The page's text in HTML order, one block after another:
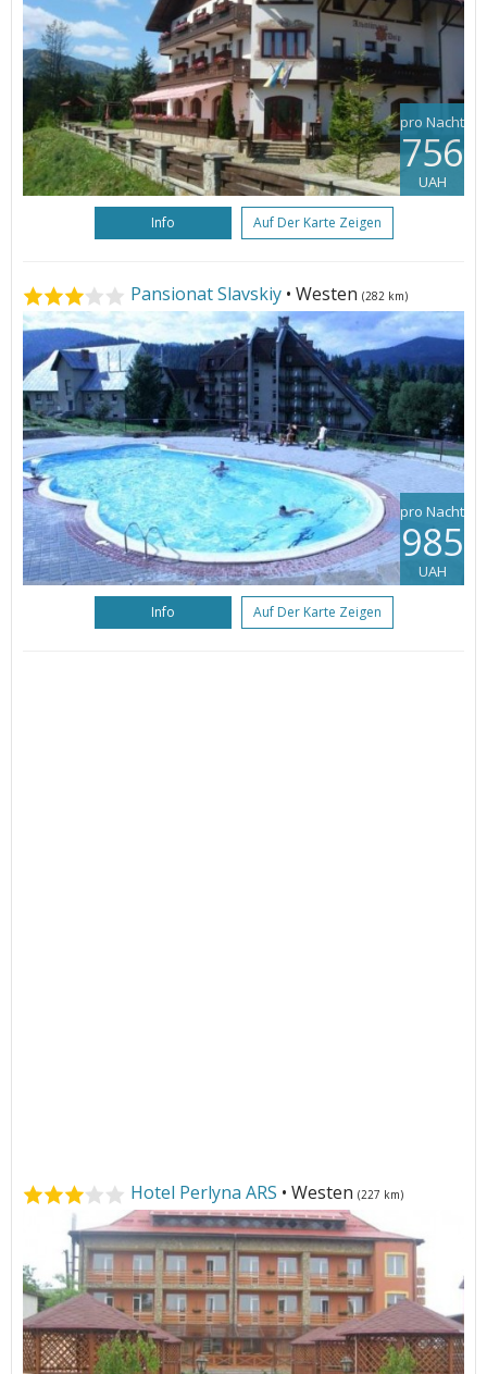
pro Nacht
756
UAH
Info Auf Der Karte Zeigen
Pansionat Slavskiy • Westen (282 km)
pro Nacht
985
UAH
Info Auf Der Karte Zeigen
Hotel Perlyna ARS • Westen (227 km)